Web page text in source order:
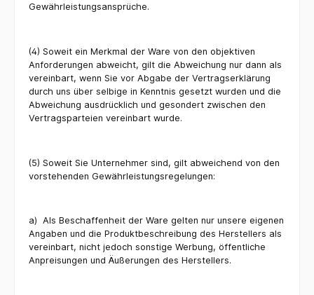
Gewährleistungsansprüche.
(4) Soweit ein Merkmal der Ware von den objektiven
Anforderungen abweicht, gilt die Abweichung nur dann als
vereinbart, wenn Sie vor Abgabe der Vertragserklärung
durch uns über selbige in Kenntnis gesetzt wurden und die
Abweichung ausdrücklich und gesondert zwischen den
Vertragsparteien vereinbart wurde.
(5) Soweit Sie Unternehmer sind, gilt abweichend von den
vorstehenden Gewährleistungsregelungen:
a) Als Beschaffenheit der Ware gelten nur unsere eigenen
Angaben und die Produktbeschreibung des Herstellers als
vereinbart, nicht jedoch sonstige Werbung, öffentliche
Anpreisungen und Äußerungen des Herstellers.